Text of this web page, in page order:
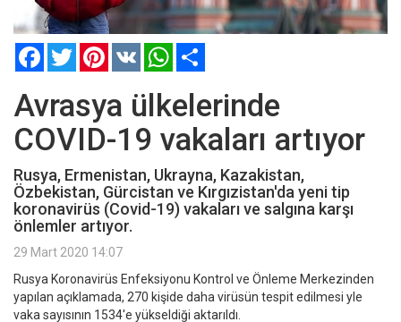
FacebookTwitterPinterest
VK WhatsApp
Avrasya ülkelerinde
COVID-19 vakaları artıyor
Rusya, Ermenistan, Ukrayna, Kazakistan,
Özbekistan, Gürcistan ve Kırgızistan'da yeni tip
koronavirüs (Covid-19) vakaları ve salgına karşı
önlemler artıyor.
29 Mart 2020 14:07
Rusya Koronavirüs Enfeksiyonu Kontrol ve Önleme Merkezinden
yapılan açıklamada, 270 kişide daha virüsün tespit edilmesi yle
vaka sayısının 1534'e yükseldiği aktarıldı.